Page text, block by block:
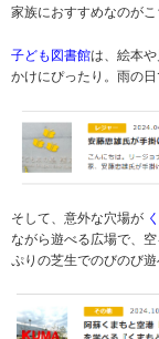
家族におすすめなのがこ
子ども図書館は、絵本
かけにぴったり。雨の
そして、意外な穴場が
ながら遊べる広場で、
ぷりの芝生でのびのび遊